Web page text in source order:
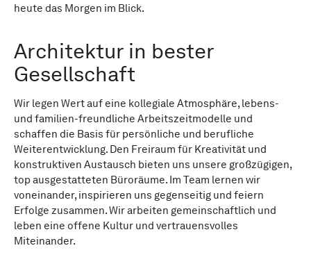
heute das Morgen im Blick.
Architektur in bester
Gesellschaft
Wir legen Wert auf eine kollegiale Atmosphäre, lebens-
und familien-freundliche Arbeitszeitmodelle und
schaffen die Basis für persönliche und berufliche
Weiterentwicklung. Den Freiraum für Kreativität und
konstruktiven Austausch bieten uns unsere großzügigen,
top ausgestatteten Büroräume. Im Team lernen wir
voneinander, inspirieren uns gegenseitig und feiern
Erfolge zusammen. Wir arbeiten gemeinschaftlich und
leben eine offene Kultur und vertrauensvolles
Miteinander.